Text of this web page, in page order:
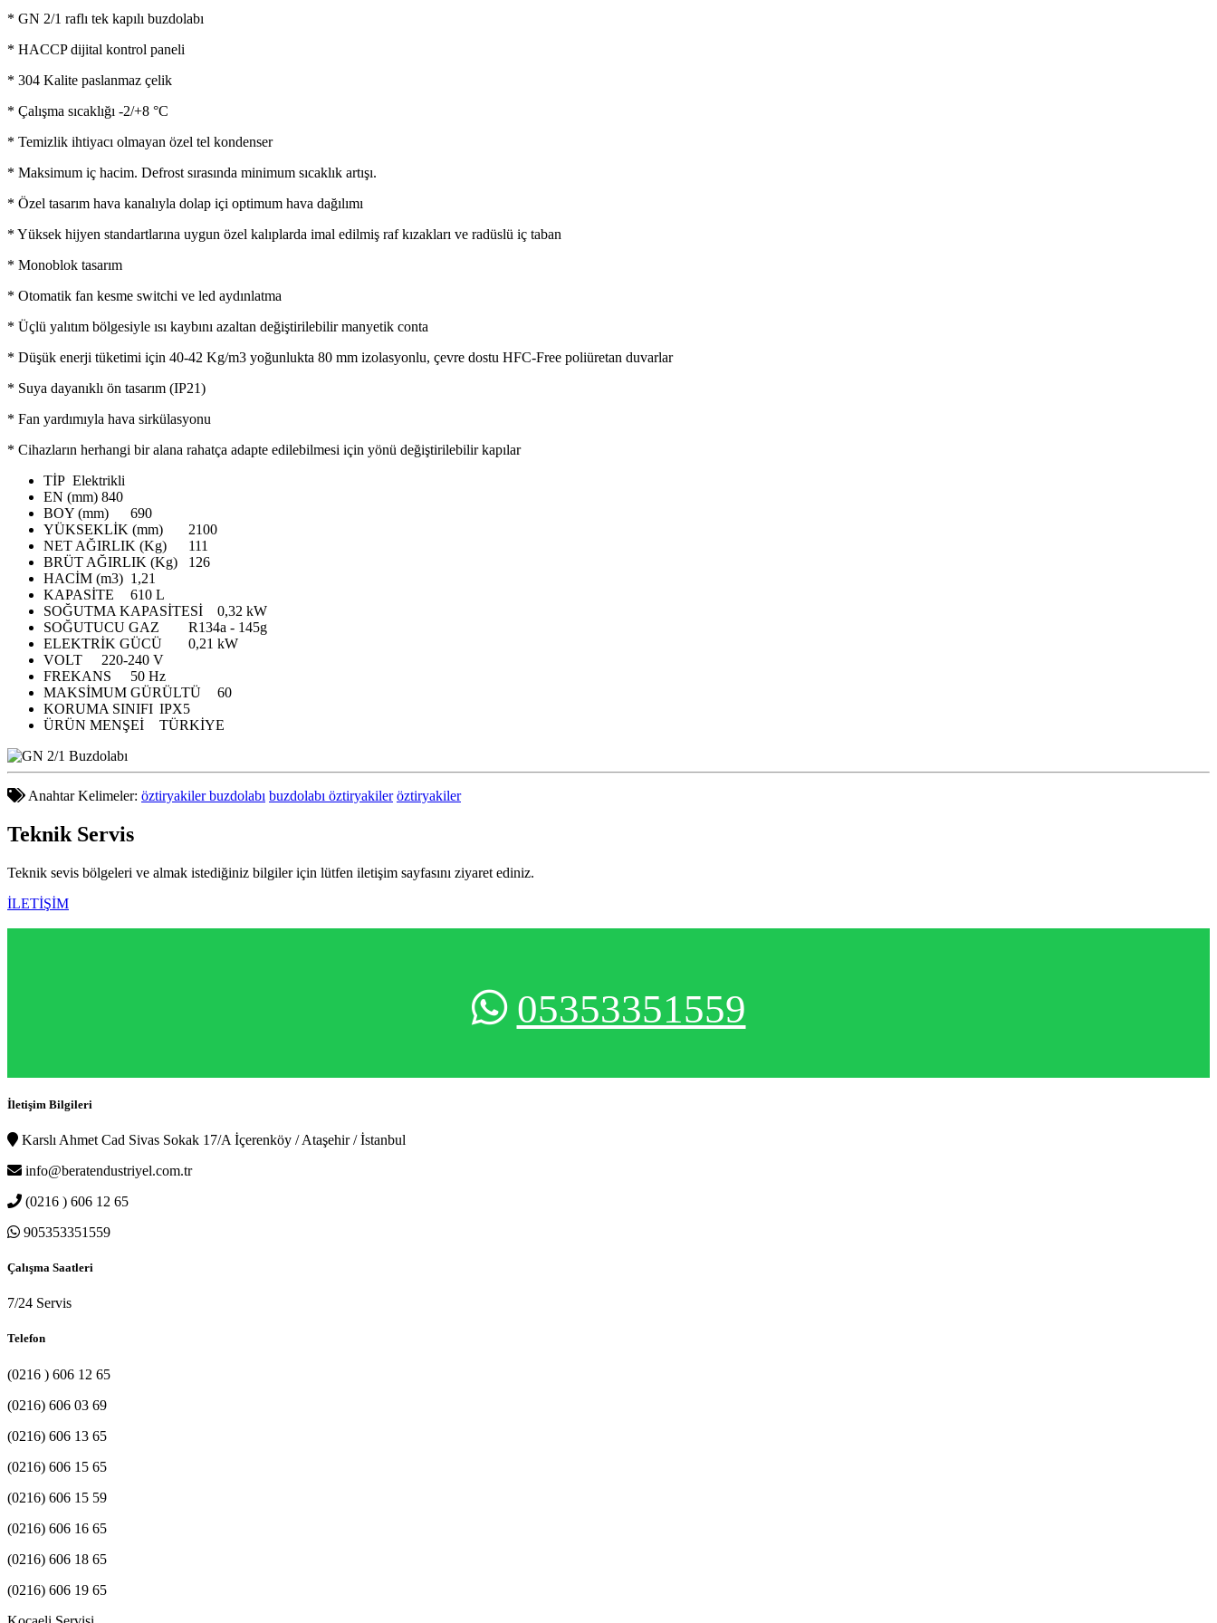
* GN 2/1 raflı tek kapılı buzdolabı
* HACCP dijital kontrol paneli
* 304 Kalite paslanmaz çelik
* Çalışma sıcaklığı -2/+8 °C
* Temizlik ihtiyacı olmayan özel tel kondenser
* Maksimum iç hacim. Defrost sırasında minimum sıcaklık artışı.
* Özel tasarım hava kanalıyla dolap içi optimum hava dağılımı
* Yüksek hijyen standartlarına uygun özel kalıplarda imal edilmiş raf kızakları ve radüslü iç taban
* Monoblok tasarım
* Otomatik fan kesme switchi ve led aydınlatma
* Üçlü yalıtım bölgesiyle ısı kaybını azaltan değiştirilebilir manyetik conta
* Düşük enerji tüketimi için 40-42 Kg/m3 yoğunlukta 80 mm izolasyonlu, çevre dostu HFC-Free poliüretan duvarlar
* Suya dayanıklı ön tasarım (IP21)
* Fan yardımıyla hava sirkülasyonu
* Cihazların herhangi bir alana rahatça adapte edilebilmesi için yönü değiştirilebilir kapılar
TİP Elektrikli
EN (mm) 840
BOY (mm)
690
YÜKSEKLİK (mm)
2100
NET AĞIRLIK (Kg)
111
BRÜT AĞIRLIK (Kg)
126
HACİM (m3) 1,21
KAPASİTE
610 L
SOĞUTMA KAPASİTESİ
0,32 kW
SOĞUTUCU GAZ
R134a - 145g
ELEKTRİK GÜCÜ
0,21 kW
VOLT
220-240 V
FREKANS
50 Hz
MAKSİMUM GÜRÜLTÜ
60
KORUMA SINIFI IPX5
ÜRÜN MENŞEİ
TÜRKİYE
Anahtar Kelimeler: öztiryakiler buzdolabı buzdolabı öztiryakiler öztiryakiler
Teknik Servis
Teknik sevis bölgeleri ve almak istediğiniz bilgiler için lütfen iletişim sayfasını ziyaret ediniz.
İLETİŞİM
05353351559
İletişim Bilgileri
Karslı Ahmet Cad Sivas Sokak 17/A İçerenköy / Ataşehir / İstanbul
info@beratendustriyel.com.tr
(0216 ) 606 12 65
905353351559
Çalışma Saatleri
7/24 Servis
Telefon
(0216 ) 606 12 65
(0216) 606 03 69
(0216) 606 13 65
(0216) 606 15 65
(0216) 606 15 59
(0216) 606 16 65
(0216) 606 18 65
(0216) 606 19 65